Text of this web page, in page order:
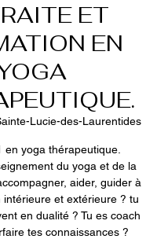
ET
EN
Lucie-des-Laurentides
en yoga thérapeutique.
du yoga et de la
aider, guider à
intérieure et extérieure ? tu
en dualité ? Tu es coach
tes connaissances ?